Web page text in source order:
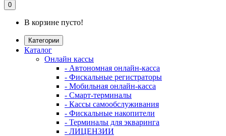
0
В корзине пусто!
Категории
Каталог
Онлайн кассы
- Автономная онлайн-касса
- Фискальные регистраторы
- Мобильная онлайн-касса
- Смарт-терминалы
- Кассы самообслуживания
- Фискальные накопители
- Терминалы для экваринга
- ЛИЦЕНЗИИ